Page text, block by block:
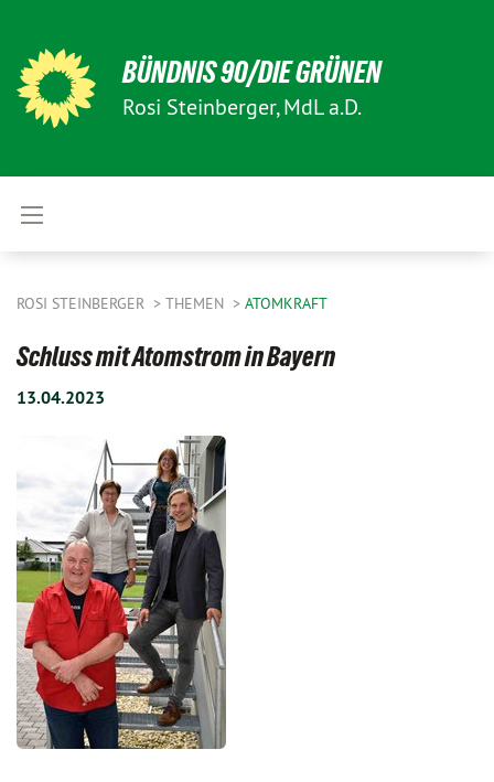
BÜNDNIS 90/DIE GRÜNEN
Rosi Steinberger, MdL a.D.
ROSI STEINBERGER THEMEN ATOMKRAFT
Schluss mit Atomstrom in Bayern
13.04.2023